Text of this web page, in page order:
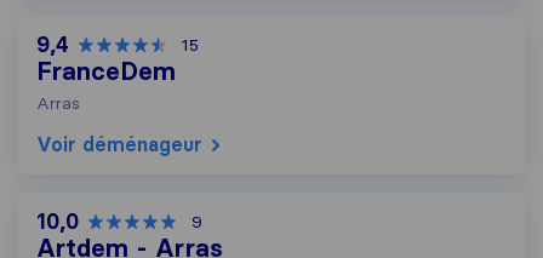
9,4 15
FranceDem
Arras
Voir déménageur
10,0 9
Artdem - Arras